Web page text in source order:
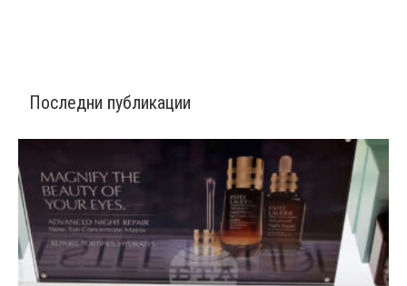
Последни публикации